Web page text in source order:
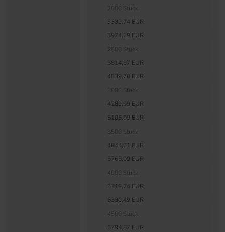
3339,74 EUR
3974,29 EUR
3814,87 EUR
4539,70 EUR
4289,99 EUR
5105,09 EUR
4844,61 EUR
5765,09 EUR
5319,74 EUR
6330,49 EUR
5794,87 EUR